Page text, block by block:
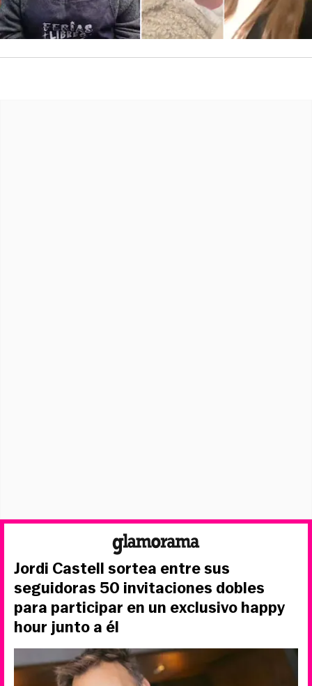
Jordi Castell sortea entre sus
seguidoras 50 invitaciones dobles
para participar en un exclusivo happy
hour junto a él